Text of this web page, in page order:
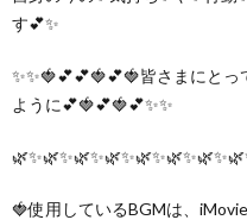
す💕✨
✨✨🍓💕💕🍓💕🍓皆さまにと
ように💕🍓💕🍓💕✨✨
🍓使用しているBGMは、